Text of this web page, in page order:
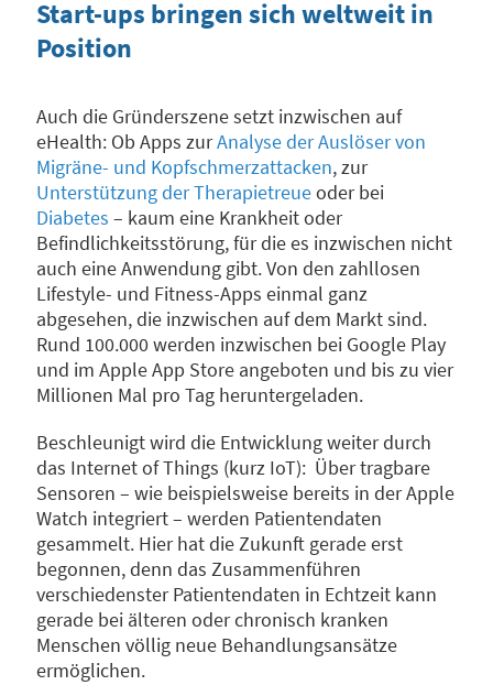
Start-ups bringen sich weltweit in
Position
Auch die Gründerszene setzt inzwischen auf
eHealth: Ob Apps zurAnalyse der Auslöser von
Migräne- und Kopfschmerzattacken, zur
Unterstützung der Therapietreueoder bei
Diabetes – kaum eine Krankheit oder
Befindlichkeitsstörung, für die es inzwischen nicht
auch eine Anwendung gibt. Von den zahllosen
Lifestyle- und Fitness-Apps einmal ganz
abgesehen, die inzwischen auf dem Markt sind.
Rund 100.000 werden inzwischen bei Google Play
und im Apple App Store angeboten und bis zu vier
Millionen Mal pro Tag heruntergeladen.
Beschleunigt wird die Entwicklung weiter durch
das Internet of Things (kurz IoT): Über tragbare
Sensoren – wie beispielsweise bereits in der Apple
Watch integriert – werden Patientendaten
gesammelt. Hier hat die Zukunft gerade erst
begonnen, denn das Zusammenführen
verschiedenster Patientendaten in Echtzeit kann
gerade bei älteren oder chronisch kranken
Menschen völlig neue Behandlungsansätze
ermöglichen.